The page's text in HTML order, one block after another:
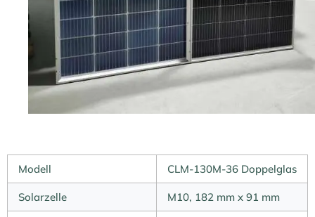
Modell CLM-130M-36 Doppelglas
Solarzelle M10, 182 mm x 91 mm